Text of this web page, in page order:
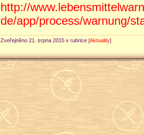
http://
de/app/process/warnung/
Zveřejněno 21. srpna 2015 v rubrice [Aktuality]